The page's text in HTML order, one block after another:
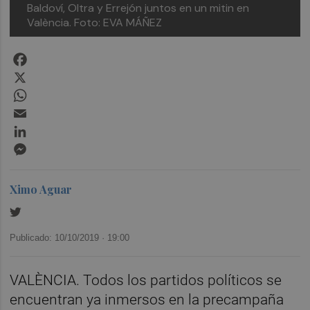
Baldoví, Oltra y Errejón juntos en un mitin en
València. Foto: EVA MÁÑEZ
Ximo Aguar
Publicado: 10/10/2019 · 19:00
VALÈNCIA. Todos los partidos políticos se
encuentran ya inmersos en la precampaña